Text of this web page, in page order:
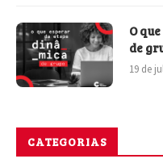
O
de
19 de
CATEGORIAS